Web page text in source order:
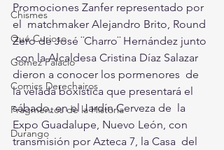
Chismes
Qué Curioso
Gómez Palacio
Comics Derechairos
Fragmentos de la Historia
Durango
Promociones Zanfer representado por
el  matchmaker Alejandro Brito, Round
Zero de José ¨Charro¨ Hernández junto
con la Alcaldesa Cristina Díaz Salazar
dieron a conocer los pormenores  de
la velada boxística que presentará el
sábado, en el Jardín Cerveza de  la
Expo Guadalupe, Nuevo León, con
transmisión por Azteca 7, la Casa  del